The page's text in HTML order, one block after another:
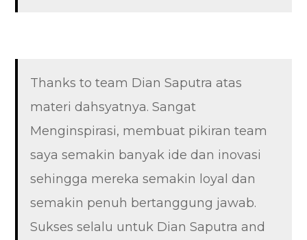
Thanks to team Dian Saputra atas
materi dahsyatnya. Sangat
Menginspirasi, membuat pikiran team
saya semakin banyak ide dan inovasi
sehingga mereka semakin loyal dan
semakin penuh bertanggung jawab.
Sukses selalu untuk Dian Saputra and